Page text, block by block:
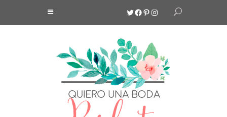
Twitter
Facebook
Pinterest
Instagram